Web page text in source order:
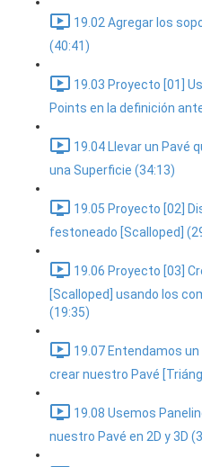
19.02 Agregar los
(40:41)
19.03 Proyecto [01]
Points en la definición
19.04 Llevar un Pavé
una Superficie (34:13)
19.05 Proyecto [02]
festoneado [Scalloped]
19.06 Proyecto [03]
[Scalloped] usando los
(19:35)
19.07 Entendamos
crear nuestro Pavé
19.08 Usemos
nuestro Pavé en 2D y 3D